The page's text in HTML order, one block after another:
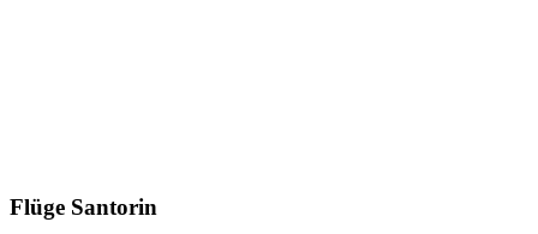
Flüge Santorin